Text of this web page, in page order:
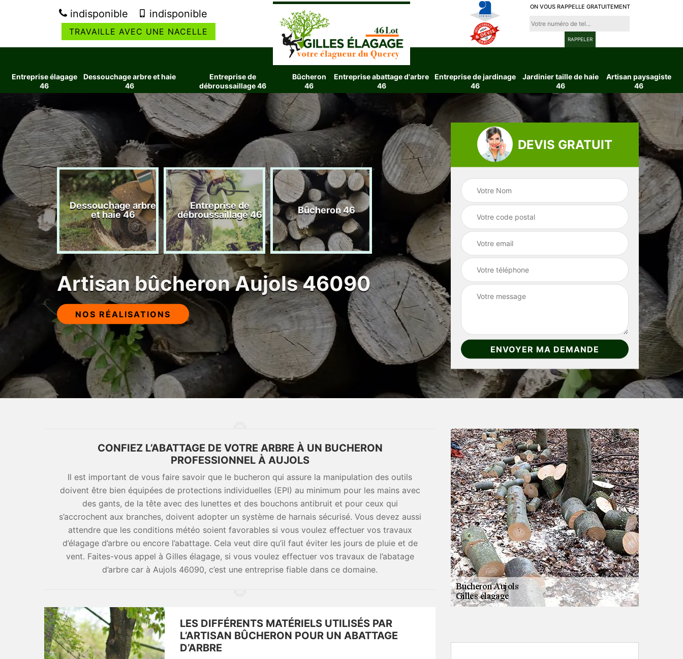
indisponible indisponible
TRAVAILLE AVEC UNE NACELLE
ON VOUS RAPPELLE GRATUITEMENT
Entreprise élagage
46
Dessouchage arbre et haie
46
Entreprise de
débroussaillage 46
Bûcheron
46
Entreprise abattage d'arbre
46
Entreprise de jardinage
46
Jardinier taille de haie
46
Artisan paysagiste
46
élagage
Dessouchage arbre
et haie 46
Entreprise de
débroussaillage 46
Bûcheron 46
Entreprise abattage
d'arbre 46
Entreprise de
jardinage 46
Jardinier taille
haie 46
Artisan bûcheron Aujols 46090
NOS RÉALISATIONS
DEVIS GRATUIT
CONFIEZ L’ABATTAGE DE VOTRE ARBRE À UN BUCHERON
PROFESSIONNEL À AUJOLS
Il est important de vous faire savoir que le bucheron qui assure la manipulation des outils
doivent être bien équipées de protections individuelles (EPI) au minimum pour les mains avec
des gants, de la tête avec des lunettes et des bouchons antibruit et pour ceux qui
s’accrochent aux branches, doivent adopter un système de harnais sécurisé. Vous devez aussi
attendre que les conditions météo soient favorables si vous voulez effectuer vos travaux
d’élagage d’arbre ou encore l’abattage. Cela veut dire qu’il faut éviter les jours de pluie et de
vent. Faites-vous appel à Gilles élagage, si vous voulez effectuer vos travaux de l’abatage
d’arbre car à Aujols 46090, c’est une entreprise fiable dans ce domaine.
LES DIFFÉRENTS MATÉRIELS UTILISÉS PAR
L’ARTISAN BÛCHERON POUR UN ABATTAGE
D’ARBRE